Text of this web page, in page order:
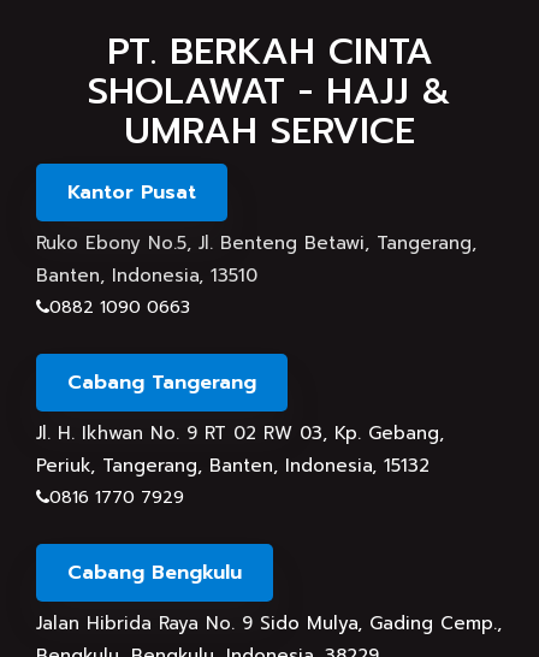
PT. BERKAH CINTA
SHOLAWAT - HAJJ &
UMRAH SERVICE
Kantor Pusat
Ruko Ebony No.5, Jl. Benteng Betawi, Tangerang,
Banten, Indonesia, 13510
0882 1090 0663
Cabang Tangerang
Jl. H. Ikhwan No. 9 RT 02 RW 03, Kp. Gebang,
Periuk, Tangerang, Banten, Indonesia, 15132
0816 1770 7929
Cabang Bengkulu
Jalan Hibrida Raya No. 9 Sido Mulya, Gading Cemp.,